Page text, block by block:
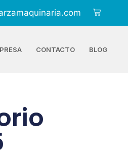
CONTACTO BLOG